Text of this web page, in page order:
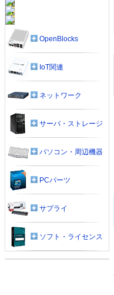
OpenBlocks
IoT関連
ネットワーク
サーバ・ストレージ
パソコン・周辺機器
PCパーツ
サプライ
ソフト・ライセンス